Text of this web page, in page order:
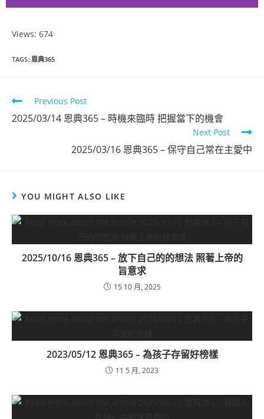
Views: 674
TAGS: 恩典365
Previous Post
2025/03/14 恩典365 – 時機來臨時 把握當下的機會
Next Post
2025/03/16 恩典365 – 保守自己常在主愛中
YOU MIGHT ALSO LIKE
2025/10/16 恩典365 – 放下自己的的想法 照著上帝的
旨意求
15 10 月, 2025
2023/05/12 恩典365 – 為孩子存留好榜樣
11 5 月, 2023